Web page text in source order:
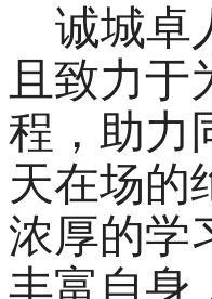
诚城卓
且致力
程，助力
天在场的
浓厚的学
丰富自身